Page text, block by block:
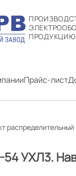
Прайс-лист
распределительный
УХЛ3.